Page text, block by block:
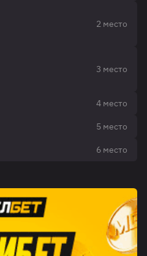
2 место
3 место
4 место
5 место
6 место